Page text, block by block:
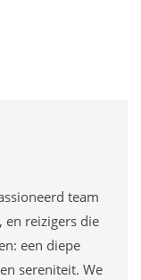
team
en reizigers die
een diepe
sereniteit. We